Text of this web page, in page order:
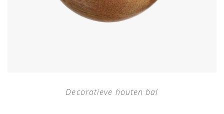
Decoratieve houten bal